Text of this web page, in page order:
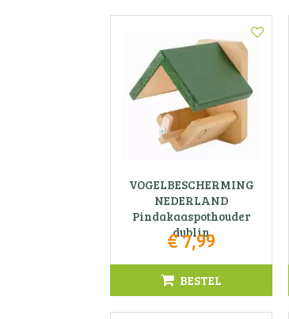
VOGELBESCHERMING
NEDERLAND
Pindakaaspothouder
dublin
€7,99
BESTEL